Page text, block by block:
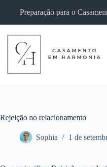
Preparação para o
Rejeição no relacionamento
Sophia 1 de